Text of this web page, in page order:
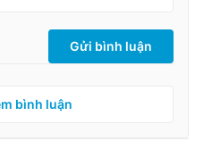
Gửi bình luận
bình luận